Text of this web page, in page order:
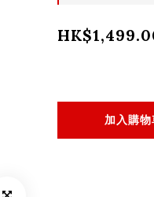
加入購物